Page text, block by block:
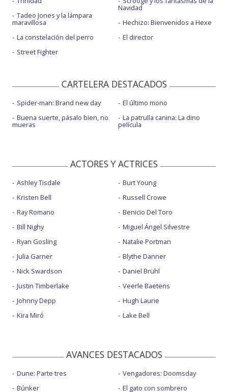
Tadeo Jones y la lámpara
maravillosa
La constelación del perro
Street Fighter
Navidad
Hechizo: Bienvenidos a Hexe
El director
CARTELERA DESTACADOS
Spider-man: Brand new day
Buena suerte, pásalo bien, no
mueras
El último mono
La patrulla canina: La dino
película
ACTORES Y ACTRICES
Ashley Tisdale
Kristen Bell
Ray Romano
Bill Nighy
Ryan Gosling
Julia Garner
Nick Swardson
Justin Timberlake
Johnny Depp
Kira Miró
Burt Young
Russell Crowe
Benicio Del Toro
Miguel Ángel Silvestre
Natalie Portman
Blythe Danner
Daniel Brühl
Veerle Baetens
Hugh Laurie
Lake Bell
AVANCES DESTACADOS
Dune: Parte tres
Búnker
Vengadores: Doomsday
El gato con sombrero